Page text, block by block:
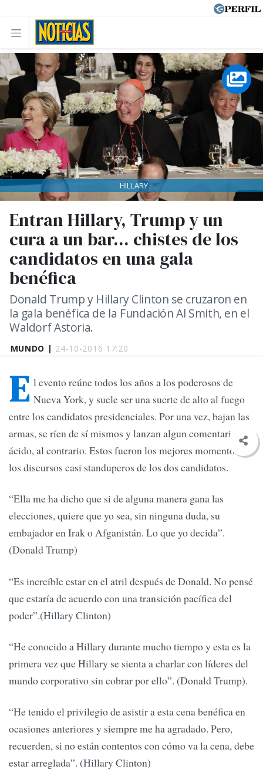
MUNDO | 24-10-2016 17:20
Entran Hillary, Trump y un
cura a un bar... chistes de los
candidatos en una gala
benéfica
Donald Trump y Hillary Clinton se cruzaron en
la gala benéfica de la Fundación Al Smith, en el
Waldorf Astoria.
HILLARY
E l evento reúne todos los años a los poderosos de
Nueva York, y suele ser una suerte de alto al fuego
entre los candidatos presidenciales. Por una vez, bajan las
armas, se ríen de sí mismos y lanzan algun comentario
ácido, al contrario. Estos fueron los mejores momentos de
los discursos casi standuperos de los dos candidatos.
“Ella me ha dicho que si de alguna manera gana las
elecciones, quiere que yo sea, sin ninguna duda, su
embajador en Irak o Afganistán. Lo que yo decida”.
(Donald Trump)
“Es increíble estar en el atril después de Donald. No pensé
que estaría de acuerdo con una transición pacífica del
poder”.(Hillary Clinton)
“He conocido a Hillary durante mucho tiempo y esta es la
primera vez que Hillary se sienta a charlar con líderes del
mundo corporativo sin cobrar por ello”. (Donald Trump).
“He tenido el privilegio de asistir a esta cena benéfica en
ocasiones anteriores y siempre me ha agradado. Pero,
recuerden, si no están contentos con cómo va la cena, debe
estar arreglada”. (Hillary Clinton)